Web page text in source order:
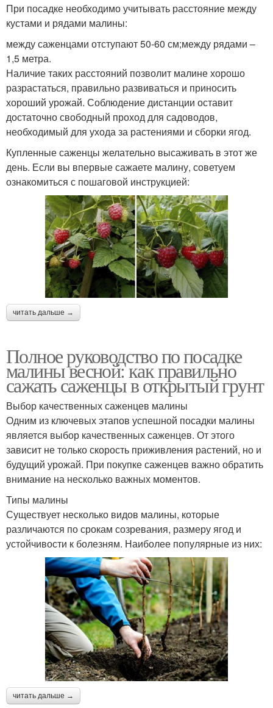
При посадке необходимо учитывать расстояние между
кустами и рядами малины:
между саженцами отступают 50-60 см;между рядами –
1,5 метра.
Наличие таких расстояний позволит малине хорошо
разрастаться, правильно развиваться и приносить
хороший урожай. Соблюдение дистанции оставит
достаточно свободный проход для садоводов,
необходимый для ухода за растениями и сборки ягод.
Купленные саженцы желательно высаживать в этот же
день. Если вы впервые сажаете малину, советуем
ознакомиться с пошаговой инструкцией:
читать дальше →
Полное руководство по посадке
малины весной: как правильно
сажать саженцы в открытый грунт
Выбор качественных саженцев малины
Одним из ключевых этапов успешной посадки малины
является выбор качественных саженцев. От этого
зависит не только скорость приживления растений, но и
будущий урожай. При покупке саженцев важно обратить
внимание на несколько важных моментов.
Типы малины
Существует несколько видов малины, которые
различаются по срокам созревания, размеру ягод и
устойчивости к болезням. Наиболее популярные из них:
читать дальше →